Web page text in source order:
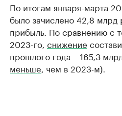
По итогам января-марта
было зачислено 42,8 млрд
прибыль. По сравнению с
2023-го, снижение
прошлого года – 165,3
меньше, чем в 2023-м).